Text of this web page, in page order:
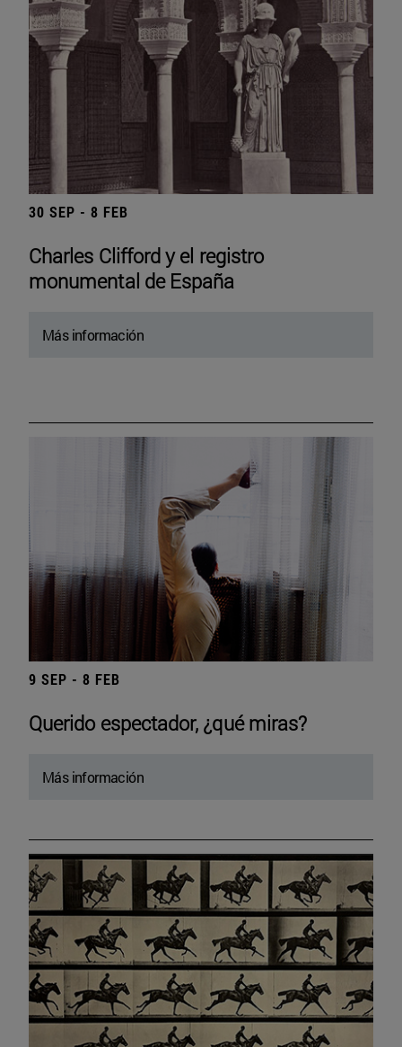
30 SEP - 8 FEB
Charles Clifford y el registro
monumental de España
Más información
9 SEP - 8 FEB
Querido espectador, ¿qué miras?
Más información